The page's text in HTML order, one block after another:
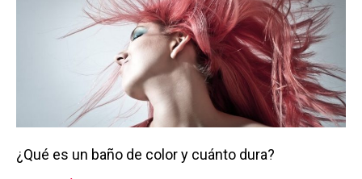
¿Qué es un baño de color y cuánto dura?